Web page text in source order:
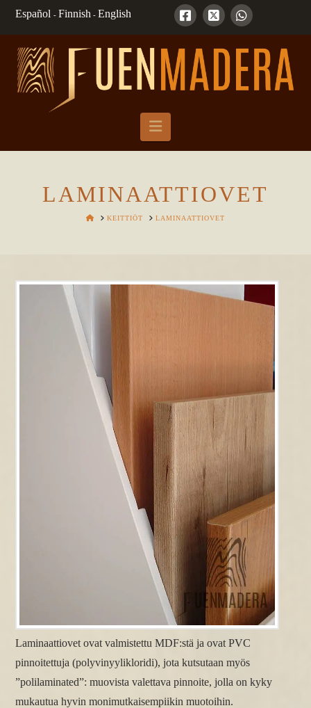
Español- Finnish - English
Navigation
LAMINAATTIOVET
HOMEKEITTIÖT LAMINAATTIOVET
Laminaattiovet ovat valmistettu MDF:stä ja ovat PVC
pinnoitettuja (polyvinyylikloridi), jota kutsutaan myös
”polilaminated”: muovista valettava pinnoite, jolla on kyky
mukautua hyvin monimutkaisempiikin muotoihin.